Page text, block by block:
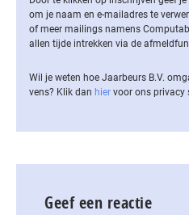
om je naam en e-mailadres te
of meer mailings namens
allen tijde intrekken via de
Wil je weten hoe Jaarbeurs B.V.
vens? Klik dan hier voor ons privacy
Geef een reactie